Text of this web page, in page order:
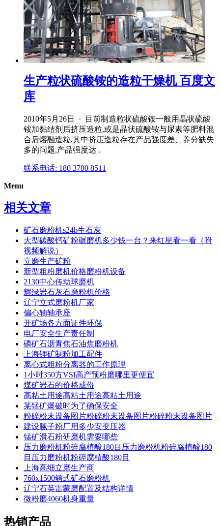
生产粒状硫酸铵的造粒干燥机 百度文
库
2010年5月26日 · 目前制造粒状硫酸铵一般用晶状硫酸
铵加黏结剂后挤压造粒,或是晶状硫酸铵与尿素等肥料混
合后熔融造粒,其中挤压造粒存在产品强度差、养分缺失
多的问题,产品强度达 .
联系电话: 180 3780 8511
Menu
相关文章
矿石磨粉机s24b生石灰
大型碳酸钙矿粉碾磨机多少钱一台？来红星看一看（附
视频解说）
立磨生产矿粉
新型粗粉磨机价格磨粉机设备
2130中心传动球磨机
辉绿岩石灰石磨粉机价格
辽宁立式磨粉机厂家
偏心轴轴承座
开矿场各方面证件环保
电厂安全生产责任制
磷矿石沥青焦石油焦磨粉机
上海锂矿制粉加工配件
离心式粗粉分离器的工作原理
1小时350方VSI高产预粉磨哪里更便宜
煤矿岩石的价格成份
高粘土用途高粘土用途高粘土用途
某锰矿爆破时为了确保安全
粉碎粉末设备图片粉碎粉末设备图片粉碎粉末设备图片
建设腻子粉厂用多少安变压器
锰矿滑石粉研磨机需要哪些
压力磨粉机粉碎腐植酸180目压力磨粉机粉碎腐植酸180
目压力磨粉机粉碎腐植酸180目
上海高细立磨生产商
760x1500鳄式矿石磨粉机
辽宁石英雷蒙磨配置及结构详情
微粉磨4060机身重量
热销产品